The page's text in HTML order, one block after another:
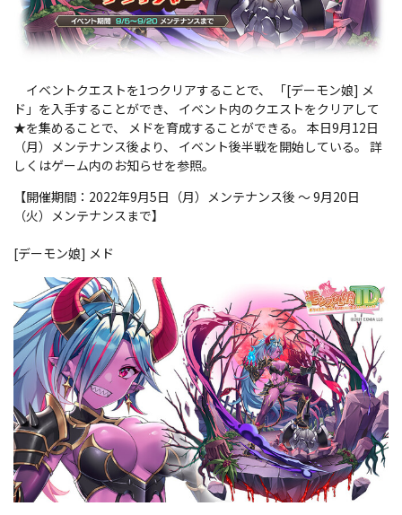
イベントクエストを1つクリアすることで、 「[デーモン娘] メ
ド」を入手することができ、 イベント内のクエストをクリアして
★を集めることで、 メドを育成することができる。 本日9月12日
（月）メンテナンス後より、 イベント後半戦を開始している。 詳
しくはゲーム内のお知らせを参照。
【開催期間：2022年9月5日（月）メンテナンス後 ～ 9月20日
（火）メンテナンスまで】
[デーモン娘] メド